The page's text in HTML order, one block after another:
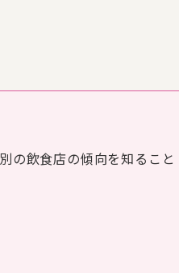
の飲食店の傾向を知ること